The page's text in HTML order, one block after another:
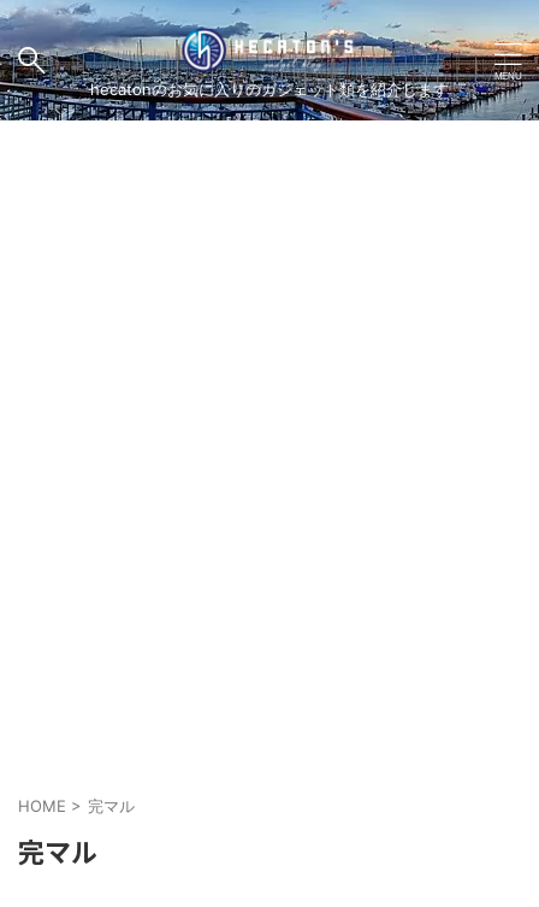
hecatonのお気に入りのガジェット類を紹介します
HOME > 完マル
完マル